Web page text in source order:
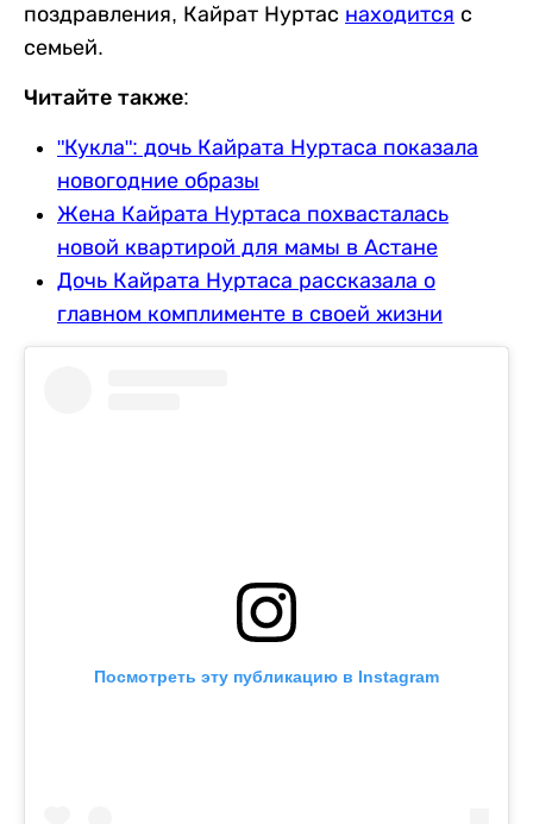
поздравления, Кайрат Нуртас находится с
семьей.
Читайте также:
"Кукла": дочь Кайрата Нуртаса показала
новогодние образы
Жена Кайрата Нуртаса похвасталась
новой квартирой для мамы в Астане
Дочь Кайрата Нуртаса рассказала о
главном комплименте в своей жизни
Посмотреть эту публикацию в Instagram